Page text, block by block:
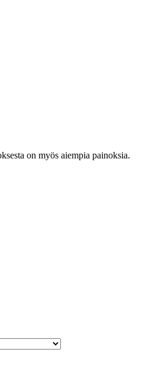
on myös aiempia painoksia.